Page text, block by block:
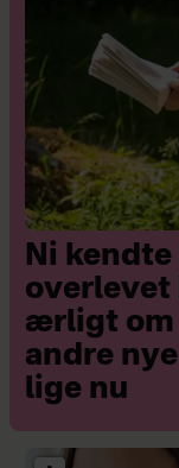
Ni
ærligt om
andre
lige nu